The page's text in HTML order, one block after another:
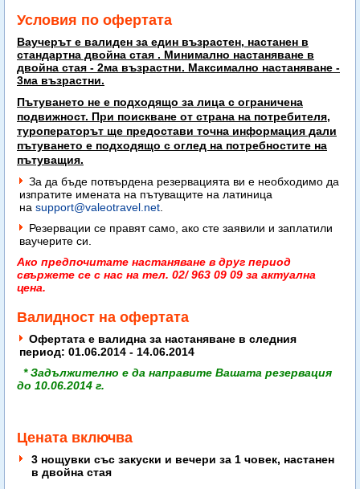
Условия по офертата
Ваучерът е валиден за един възрастен, настанен в
стандартна двойна стая . Минимално настаняване в
двойна стая - 2ма възрастни. Максимално настаняване -
3ма възрастни.
Пътуването не е подходящо за лица с ограничена
подвижност. При поискване от страна на потребителя,
туроператорът ще предостави точна информация дали
пътуването е подходящо с оглед на потребностите на
пътуващия.
За да бъде потвърдена резервацията ви е необходимо да
изпратите имената на пътуващите на латиница
на support@valeotravel.net
Резервации се правят само, ако сте заявили и заплатили
ваучерите си.
Ако предпочитате настаняване в друг период
свържете се с нас на тел. 02/ 963 09 09 за актуална
цена.
Валидност на офертата
Oфертата е валидна за настаняване в следния
период: 01.06.2014 - 14.06.2014
* Задължително е да направите Вашата резервация
до 10.06.2014 г.
Цената включва
3 нощувки със закуски и вечери за 1 човек, настанен
в двойна стая